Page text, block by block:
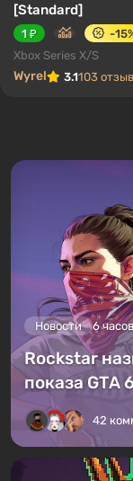
[Standard]
1 ₽
-
Xbox Series X/S
Wyrel 3.1103
Новости 6
Rockstar
показа GTA
42